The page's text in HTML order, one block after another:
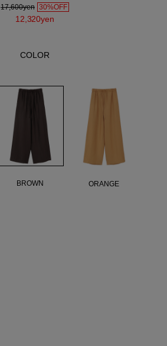
17,600yen 30%OFF
12,320yen
COLOR
BROWN ORANGE